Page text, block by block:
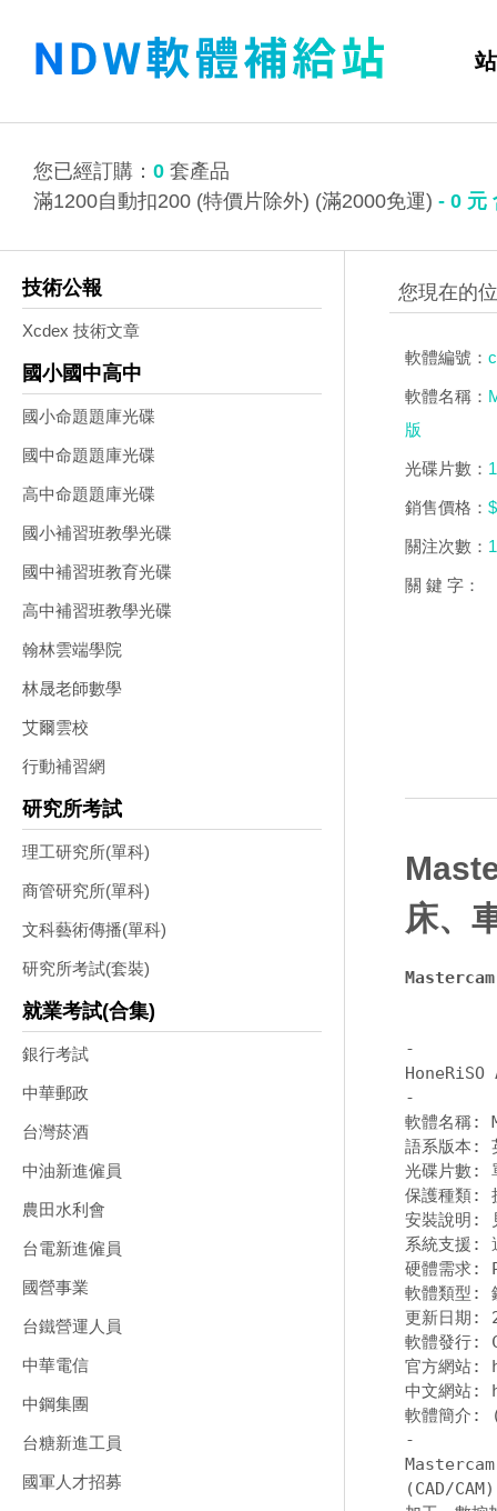
您已經訂購： 0 套產品
滿1200自動扣200 (特價片除外) (滿2000免運) - 0 元
技術公報
Xcdex 技術文章
國小國中高中
國小命題題庫光碟
國中命題題庫光碟
高中命題題庫光碟
國小補習班教學光碟
國中補習班教育光碟
高中補習班教學光碟
翰林雲端學院
林晟老師數學
艾爾雲校
行動補習網
研究所考試
理工研究所(單科)
商管研究所(單科)
文科藝術傳播(單科)
研究所考試(套裝)
就業考試(合集)
銀行考試
中華郵政
台灣菸酒
中油新進僱員
農田水利會
台電新進僱員
國營事業
台鐵營運人員
中華電信
中鋼集團
台糖新進工員
國軍人才招募
軟體編號：
軟體名稱：
版
光碟片數： 1
銷售價格：
關注次數：
關 鍵 字：
床、
-
-
軟體名稱:
語系版本:
光碟片數:
保護種類:
安裝說明:
系統支援:
硬體需求:
軟體類型:
更新日期
軟體發行:
官方網站:
中文網站:
-
(CAD/